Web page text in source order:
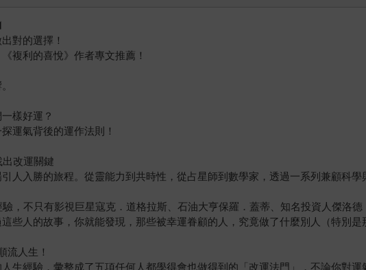
對的選擇！
複利的喜悅》作者專文推薦！
樣好運？
運氣背後的運作法則！
改運關鍵
人入勝的旅程。從靈能力到共時性，從占星師到數學家，透過一系列兼顧科
，不只有影視巨星寇克．道格拉斯、石油大亨保羅．蓋蒂、知名投資人傑洛
些人的故事，你就能發現，那些被幸運眷顧的人，究竟做了什麼別人（特別是
流人生！
生經驗，彙整成了五項任何人都學得會也做得到的「改運法門」，不論你對